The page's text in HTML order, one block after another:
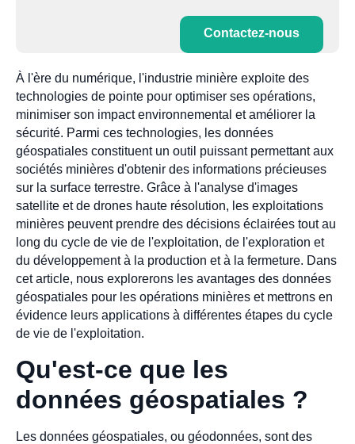
Contactez-nous
À l'ère du numérique, l'industrie minière exploite des
technologies de pointe pour optimiser ses opérations,
minimiser son impact environnemental et améliorer la
sécurité. Parmi ces technologies, les données
géospatiales constituent un outil puissant permettant aux
sociétés minières d'obtenir des informations précieuses
sur la surface terrestre. Grâce à l'analyse d'images
satellite et de drones haute résolution, les exploitations
minières peuvent prendre des décisions éclairées tout au
long du cycle de vie de l'exploitation, de l'exploration et
du développement à la production et à la fermeture. Dans
cet article, nous explorerons les avantages des données
géospatiales pour les opérations minières et mettrons en
évidence leurs applications à différentes étapes du cycle
de vie de l'exploitation.
Qu'est-ce que les
données géospatiales ?
Les données géospatiales, ou géodonnées, sont des